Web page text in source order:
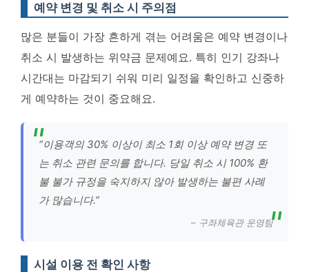
예약 변경 및 취소 시 주의점
많은 분들이 가장 흔하게 겪는 어려움은 예약 변경이나
취소 시 발생하는 위약금 문제예요. 특히 인기 강좌나
시간대는 마감되기 쉬워 미리 일정을 확인하고 신중하
게 예약하는 것이 중요해요.
“이용객의 30% 이상이 최소 1회 이상 예약 변경 또
는 취소 관련 문의를 합니다. 당일 취소 시 100% 환
불 불가 규정을 숙지하지 않아 발생하는 불편 사례
가 많습니다.”
– 구좌체육관 운영팀
시설 이용 전 확인 사항